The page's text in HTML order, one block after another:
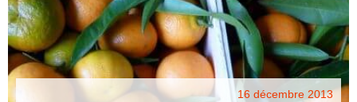
16 décembre 2013